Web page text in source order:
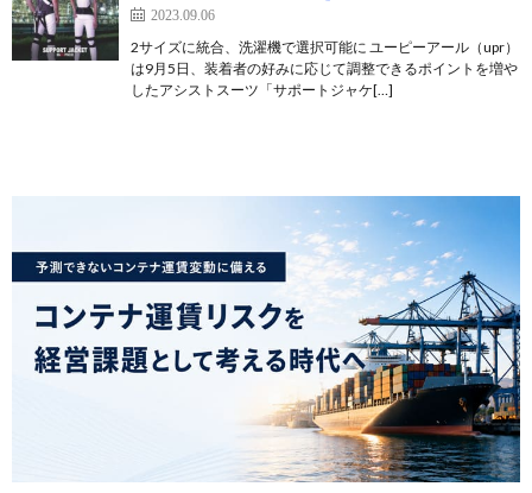
2023.09.06
2サイズに統合、洗濯機で選択可能に ユーピーアール（upr）
は9月5日、装着者の好みに応じて調整できるポイントを増や
したアシストスーツ「サポートジャケ[…]